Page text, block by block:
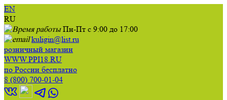
EN
RU
Пн-Пт с 9:00 до 17:00
kuligin@list.ru
розничный магазин
WWW.PPI18.RU
по России бесплатно
8 (800) 700-01-04